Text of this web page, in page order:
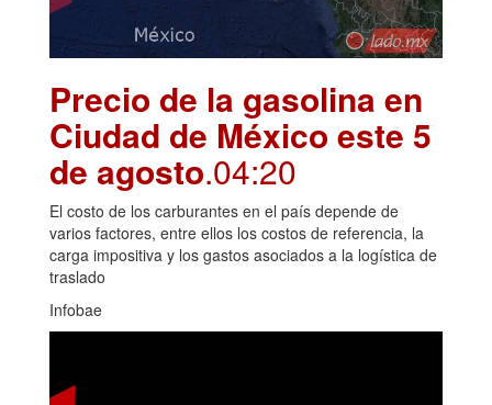
Precio de la gasolina en
Ciudad de México este 5
de agosto.04:20
El costo de los carburantes en el país depende de
varios factores, entre ellos los costos de referencia, la
carga impositiva y los gastos asociados a la logística de
traslado
Infobae